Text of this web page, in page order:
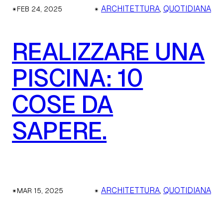
✴︎FEB 24, 2025 ✴︎ ARCHITETTURA, QUOTIDIANA
REALIZZARE UNA
PISCINA: 10
COSE DA
SAPERE.
✴︎MAR 15, 2025 ✴︎ ARCHITETTURA, QUOTIDIANA